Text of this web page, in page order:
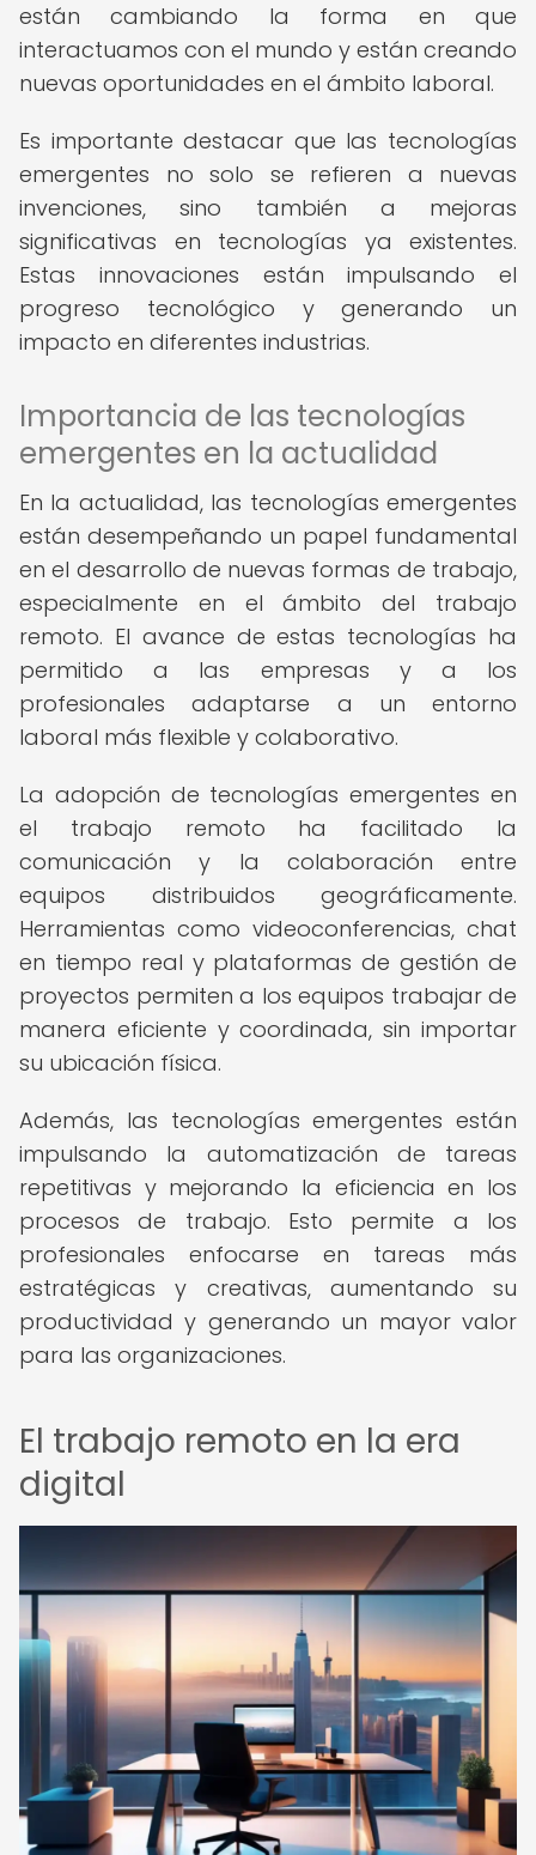
están cambiando la forma en que
interactuamos con el mundo y están creando
nuevas oportunidades en el ámbito laboral.
Es importante destacar que las tecnologías
emergentes no solo se refieren a nuevas
invenciones, sino también a mejoras
significativas en tecnologías ya existentes.
Estas innovaciones están impulsando el
progreso tecnológico y generando un
impacto en diferentes industrias.
Importancia de las tecnologías
emergentes en la actualidad
En la actualidad, las tecnologías emergentes
están desempeñando un papel fundamental
en el desarrollo de nuevas formas de trabajo,
especialmente en el ámbito del trabajo
remoto. El avance de estas tecnologías ha
permitido a las empresas y a los
profesionales adaptarse a un entorno
laboral más flexible y colaborativo.
La adopción de tecnologías emergentes en
el trabajo remoto ha facilitado la
comunicación y la colaboración entre
equipos distribuidos geográficamente.
Herramientas como videoconferencias, chat
en tiempo real y plataformas de gestión de
proyectos permiten a los equipos trabajar de
manera eficiente y coordinada, sin importar
su ubicación física.
Además, las tecnologías emergentes están
impulsando la automatización de tareas
repetitivas y mejorando la eficiencia en los
procesos de trabajo. Esto permite a los
profesionales enfocarse en tareas más
estratégicas y creativas, aumentando su
productividad y generando un mayor valor
para las organizaciones.
El trabajo remoto en la era
digital